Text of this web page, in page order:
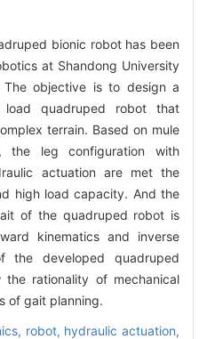
bionic robot has been
at Shandong University
objective is to design a
quadruped robot that
terrain. Based on mule
the leg configuration with
actuation are met the
high load capacity. And the
of the quadruped robot is
kinematics and inverse
the developed quadruped
rationality of mechanical
of gait planning.
robot, hydraulic actuation,